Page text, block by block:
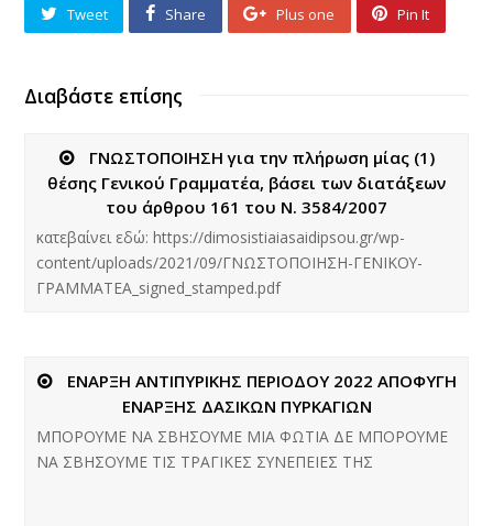
Tweet Share Plus one Pin It
Διαβάστε επίσης
ΓΝΩΣΤΟΠΟΙΗΣΗ για την πλήρωση μίας (1)
θέσης Γενικού Γραμματέα, βάσει των διατάξεων
του άρθρου 161 του Ν. 3584/2007
κατεβαίνει εδώ: https://dimosistiaiasaidipsou.gr/wp-
content/uploads/2021/09/ΓΝΩΣΤΟΠΟΙΗΣΗ-ΓΕΝΙΚΟΥ-
ΓΡΑΜΜΑΤΕΑ_signed_stamped.pdf
ΕΝΑΡΞΗ ΑΝΤΙΠΥΡΙΚΗΣ ΠΕΡΙΟΔΟΥ 2022 ΑΠΟΦΥΓΗ
ΕΝΑΡΞΗΣ ΔΑΣΙΚΩΝ ΠΥΡΚΑΓΙΩΝ
ΜΠΟΡΟΥΜΕ ΝΑ ΣΒΗΣΟΥΜΕ ΜΙΑ ΦΩΤΙΑ ΔΕ ΜΠΟΡΟΥΜΕ
ΝΑ ΣΒΗΣΟΥΜΕ ΤΙΣ ΤΡΑΓΙΚΕΣ ΣΥΝΕΠΕΙΕΣ ΤΗΣ